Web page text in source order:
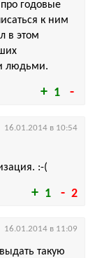
1
годовые
к ним
в этом
людьми.
1 2
:-(
16.01.2014 в 10:54
такую
16.01.2014 в 11:09